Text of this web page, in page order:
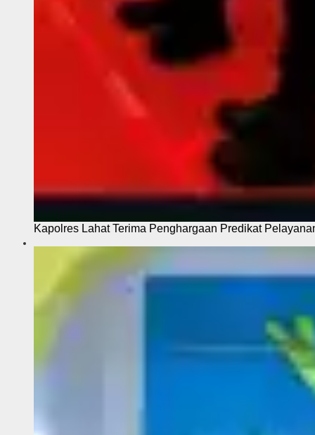
Kapolres Lahat Terima Penghargaan Predikat